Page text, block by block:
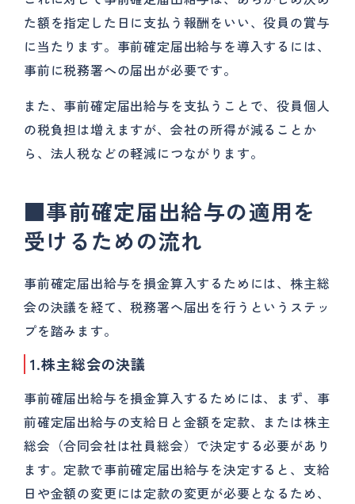
た額を指定した日に支払う報酬をいい、役員の賞与
に当たります。事前確定届出給与を導入するには、
事前に税務署への届出が必要です。
また、事前確定届出給与を支払うことで、役員個人
の税負担は増えますが、会社の所得が減ることか
ら、法人税などの軽減につながります。
■事前確定届出給与の適用を
受けるための流れ
事前確定届出給与を損金算入するためには、株主総
会の決議を経て、税務署へ届出を行うというステッ
プを踏みます。
1.株主総会の決議
事前確届出給与を損金算入するためには、まず、事
前確定届出給与の支給日と金額を定款、または株主
総会（合同会社は社員総会）で決定する必要があり
ます。定款で事前確定届出給与を決定すると、支給
日や金額の変更には定款の変更が必要となるため、